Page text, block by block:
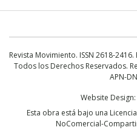
La Ley Nacional de
tienen derecho a
integral en los
públicos, de gestión
jurisdicciones nacional,
Revista Movimiento. ISSN 2618-
Todos los Derechos Reservados.
APN-
Website Design:
Esta obra está bajo una
NoComercial-